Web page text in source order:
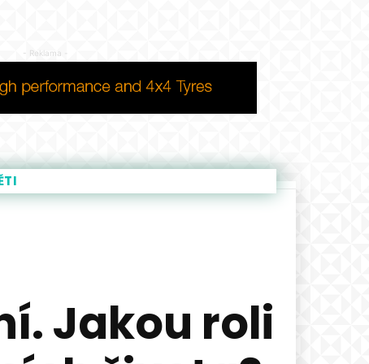
- Reklama -
Jakou roli